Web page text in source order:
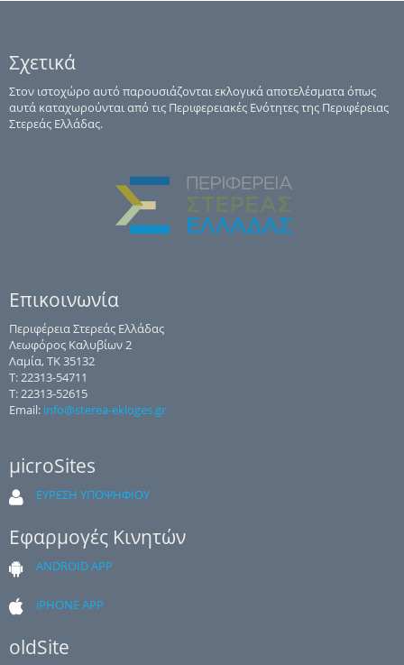
Σχετικά
Στον ιστοχώρο αυτό παρουσιάζονται εκλογικά αποτελέσματα όπως
αυτά καταχωρούνται από τις Περιφερειακές Ενότητες της Περιφέρειας
Στερεάς Ελλάδας.
Επικοινωνία
Περιφέρεια Στερεάς Ελλάδας
Λεωφόρος Καλυβίων 2
Λαμία, ΤΚ 35132
Τ: 22313-54711
Τ: 22313-52615
Email: info@sterea-ekloges.gr
μicroSites
ΕΥΡΕΣΗ ΥΠΟΨΗΦΙΟΥ
Εφαρμογές Κινητών
ANDROID APP
iPHONE APP
oldSite